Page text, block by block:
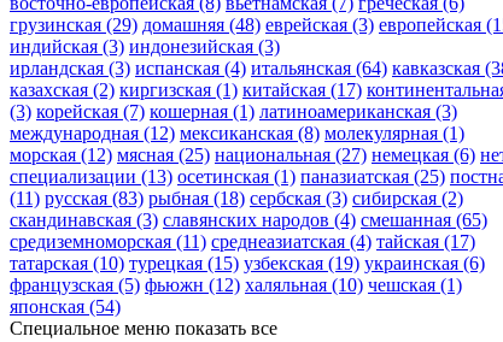
грузинская (29) домашняя (48) еврейская (3) европейская
индийская (3) индонезийская (3)
ирландская (3) испанская (4) итальянская (64) кавказская
казахская (2) киргизская (1) китайская (17)
(3) корейская (7) кошерная (1) латиноамериканская (3)
международная (12) мексиканская (8) молекулярная (1)
морская (12) мясная (25) национальная (27) немецкая (6)
специализации (13) осетинская (1) паназиатская (25)
(11) русская (83) рыбная (18) сербская (3) сибирская (2)
скандинавская (3) славянских народов (4) смешанная (65)
средиземноморская (11) среднеазиатская (4) тайская (17)
татарская (10) турецкая (15) узбекская (19) украинская (6)
французская (5) фьюжн (12) халяльная (10) чешская (1)
японская (54)
Специальное меню показать все